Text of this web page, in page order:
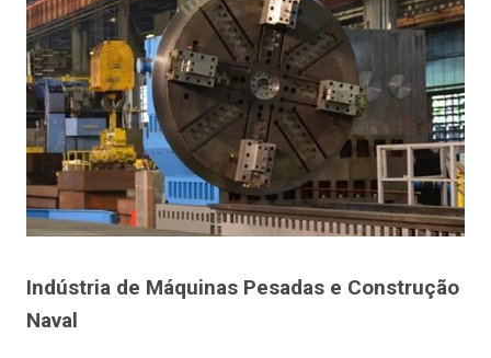
Indústria de Máquinas Pesadas e Construção
Naval